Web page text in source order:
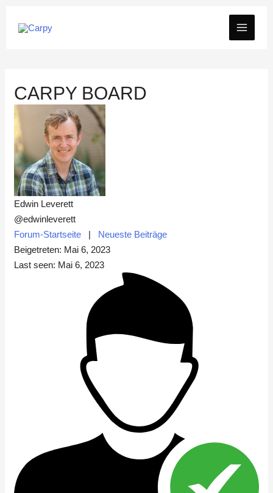
Inhalt
MAIN
CARPY BOARD
Edwin Leverett
@edwinleverett
Forum-Startseite | Neueste Beiträge
Beigetreten: Mai 6, 2023
Last seen: Mai 6, 2023